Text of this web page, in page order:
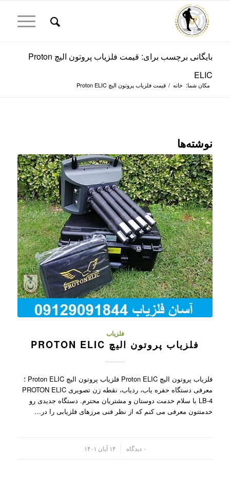
بایگانی برچسب برای: قیمت فلزیاب پروتون الیچ Proton
ELIC
مکان شما: خانه / قیمت فلزیاب پروتون الیچ Proton ELIC
نوشته‌ها
فلزیاب
فلزیاب پروتون الیچ PROTON ELIC
فلزیاب پروتون الیچ Proton ELIC فلزیاب پروتون الیچ Proton ELIC ؛
معرفی دستگاه حفره یاب، ردیاب، نقطه زن تصویری PROTON ELIC
LB-4 با سلام خدمت دوستان و مشتریان محترم. دستگاه جدیدی رو
خدمتتون معرفی می کنم که از نظر فنی مرزهای فلزیابی را در…
۰ دیدگاه ۱۴ آبان ۱۴۰۱